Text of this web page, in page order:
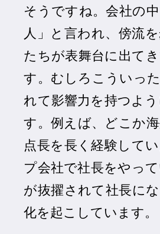
そうですね。会社の
人」と言われ、傍流
たちが表舞台に出て
す。むしろこういっ
れて影響力を持つよ
す。例えば、どこか
点長を長く経験して
プ会社で社長をやっ
が抜擢されて社長に
化を起こしています。